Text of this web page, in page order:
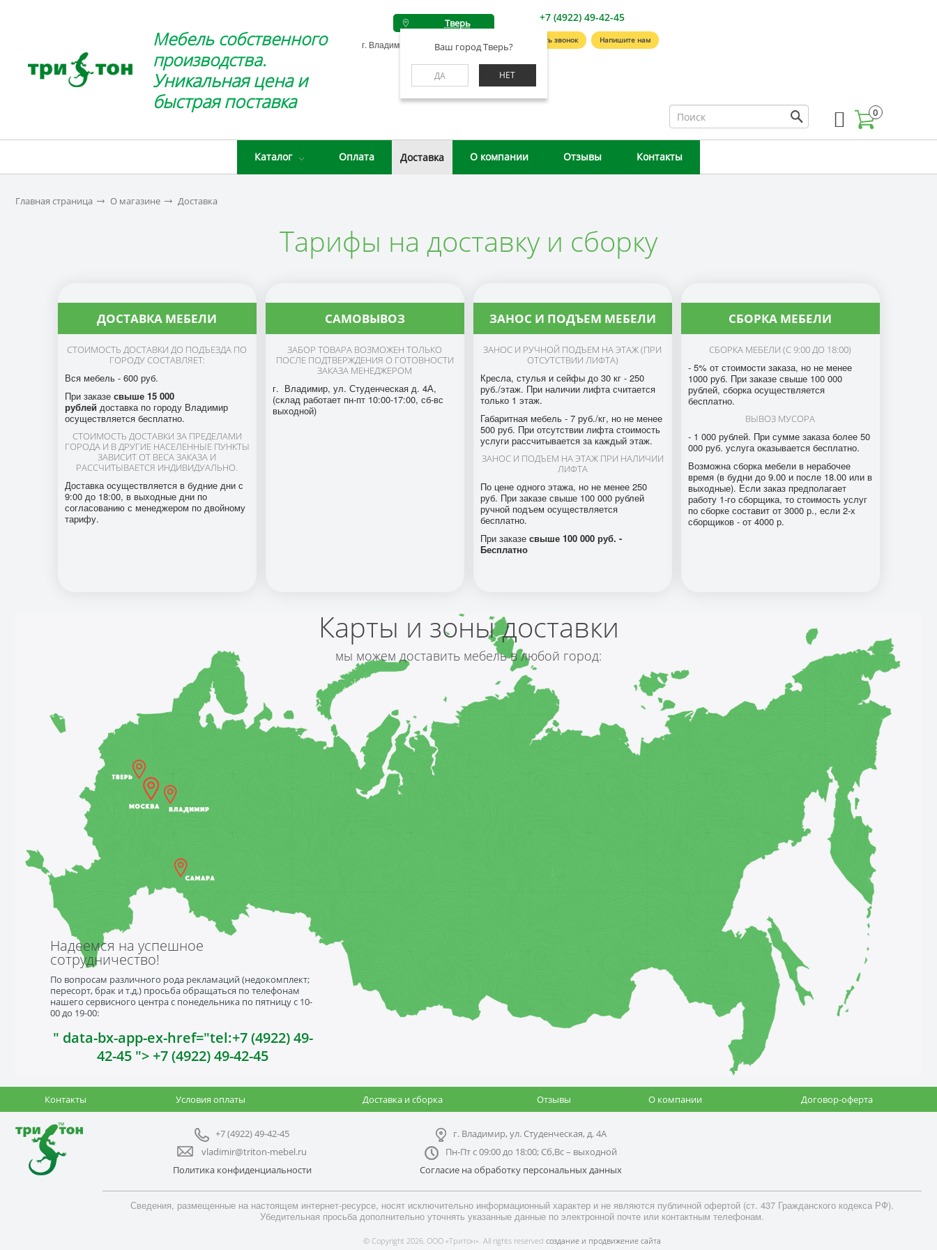
Мебель собственного
производства.
Уникальная цена и
быстрая поставка
Тверь
Ваш город Тверь?
ДА НЕТ
г. Владимир, ул. Студенческая, д. 4А
+7 (4922) 49-42-45
Заказать звонок Напишите нам
0
Каталог Оплата Доставка О компании Отзывы Контакты
Главная страница О магазине Доставка
Тарифы на доставку и сборку
ДОСТАВКА МЕБЕЛИ
СТОИМОСТЬ ДОСТАВКИ ДО ПОДЪЕЗДА ПО
ГОРОДУ СОСТАВЛЯЕТ:
Вся мебель - 600 руб.
При заказе свыше 15 000
рублей доставка по городу Владимир
осуществляется бесплатно.
СТОИМОСТЬ ДОСТАВКИ ЗА ПРЕДЕЛАМИ
ГОРОДА И В ДРУГИЕ НАСЕЛЕННЫЕ ПУНКТЫ
ЗАВИСИТ ОТ ВЕСА ЗАКАЗА И
РАССЧИТЫВАЕТСЯ ИНДИВИДУАЛЬНО.
Доставка осуществляется в будние дни с
9:00 до 18:00, в выходные дни по
согласованию с менеджером по двойному
тарифу.
САМОВЫВОЗ
ЗАБОР ТОВАРА ВОЗМОЖЕН ТОЛЬКО
ПОСЛЕ ПОДТВЕРЖДЕНИЯ О ГОТОВНОСТИ
ЗАКАЗА МЕНЕДЖЕРОМ
г. Владимир, ул. Студенческая д. 4А,
(склад работает пн-пт 10:00-17:00, сб-вс
выходной)
ЗАНОС И ПОДЪЕМ МЕБЕЛИ
ЗАНОС И РУЧНОЙ ПОДЪЕМ НА ЭТАЖ (ПРИ
ОТСУТСТВИИ ЛИФТА)
Кресла, стулья и сейфы до 30 кг - 250
руб./этаж. При наличии лифта считается
только 1 этаж.
Габаритная мебель - 7 руб./кг, но не менее
500 руб. При отсутствии лифта стоимость
услуги рассчитывается за каждый этаж.
ЗАНОС И ПОДЪЕМ НА ЭТАЖ ПРИ НАЛИЧИИ
ЛИФТА
По цене одного этажа, но не менее 250
руб. При заказе свыше 100 000 рублей
ручной подъем осуществляется
бесплатно.
При заказе свыше 100 000 руб. -
Бесплатно
СБОРКА МЕБЕЛИ
СБОРКА МЕБЕЛИ (С 9:00 ДО 18:00)
- 5% от стоимости заказа, но не менее
1000 руб. При заказе свыше 100 000
рублей, сборка осуществляется
бесплатно.
ВЫВОЗ МУСОРА
- 1 000 рублей. При сумме заказа более 50
000 руб. услуга оказывается бесплатно.
Возможна сборка мебели в нерабочее
время (в будни до 9.00 и после 18.00 или в
выходные). Если заказ предполагает
работу 1-го сборщика, то стоимость услуг
по сборке составит от 3000 р., если 2-х
сборщиков - от 4000 р.
Карты и зоны доставки
мы можем доставить мебель в любой город:
Надеемся на успешное
сотрудничество!
По вопросам различного рода рекламаций (недокомплект;
пересорт, брак и т.д.) просьба обращаться по телефонам
нашего сервисного центра с понедельника по пятницу с 10-
00 до 19-00:
" data-bx-app-ex-href="tel:+7 (4922) 49-
42-45 "> +7 (4922) 49-42-45
Контакты Условия оплаты Доставка и сборка Отзывы О компании Договор-оферта
+7 (4922) 49-42-45
г. Владимир, ул. Студенческая, д. 4А
vladimir@triton-mebel.ru
Пн-Пт с 09:00 до 18:00; Сб,Вс – выходной
Политика конфиденциальности
Согласие на обработку персональных данных
Сведения, размещенные на настоящем интернет-ресурсе, носят исключительно информационный характер и не являются публичной офертой (ст. 437 Гражданского кодекса РФ).
Убедительная просьба дополнительно уточнять указанные данные по электронной почте или контактным телефонам.
© Copyright 2026, ООО «Тритон». All rights reserved создание и продвижение сайта